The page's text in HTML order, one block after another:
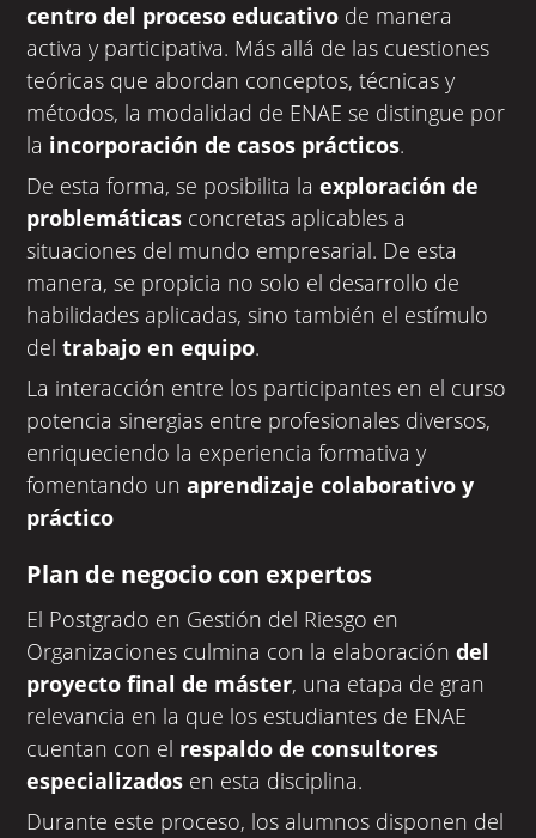
centro del proceso educativo de manera
activa y participativa. Más allá de las cuestiones
teóricas que abordan conceptos, técnicas y
métodos, la modalidad de ENAE se distingue por
la incorporación de casos prácticos.
De esta forma, se posibilita laexploración de
problemáticas concretas aplicables a
situaciones del mundo empresarial. De esta
manera, se propicia no solo el desarrollo de
habilidades aplicadas, sino también el estímulo
deltrabajo en equipo.
La interacción entre los participantes en el curso
potencia sinergias entre profesionales diversos,
enriqueciendo la experiencia formativa y
fomentando unaprendizaje colaborativo y
práctico
Plan de negocio con expertos
El Postgrado en Gestión del Riesgo en
Organizaciones culmina con la elaboracióndel
proyecto final de máster, una etapa de gran
relevancia en la que los estudiantes de ENAE
cuentan con el respaldo de consultores
especializados en esta disciplina.
Durante este proceso, los alumnos disponen del